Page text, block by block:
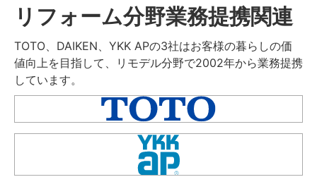
リフォーム分野業務提携関連
TOTO、DAIKEN、YKK APの3社はお客様の暮らしの価
値向上を目指して、リモデル分野で2002年から業務提携
しています。